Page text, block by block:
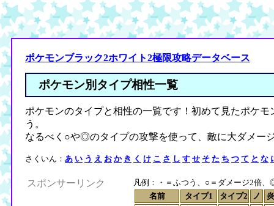
ポケモンブラック2ホワイト2極限攻略データベース
ポケモン別タイプ相性一覧
ポケモンのタイプと相性の一覧です！初めて見たポケ
う。
なるべく○や◎のタイプの攻撃を使って、敵に大ダメー
さくいん： あ い う え お か き く け こ さ し す せ そ た ち つ て と な
スポンサーリンク
凡例：・＝ふつう、○＝ダメージ2倍
名前
タイプ1 タイプ2 ノ
炎